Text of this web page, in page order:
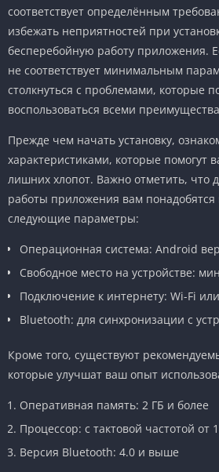
соответствует определённым
избежать неприятностей при
бесперебойную работу приложения.
не соответствует минимальным
столкнуться с проблемами, которые
воспользоваться всеми
Прежде чем начать установку,
характеристиками, которые помогут
лишних хлопот. Важно отметить, что
работы приложения вам
следующие параметры:
Операционная система: Android
Свободное место на устройстве:
Подключение к интернету: Wi-Fi
Bluetooth: для синхронизации с
Кроме того, существуют
которые улучшат ваш опыт
Оперативная память: 2 ГБ и более
Процессор: с тактовой частотой от
Версия Bluetooth: 4.0 и выше